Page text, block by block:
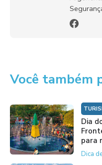
Você também
Dia
para
Dica